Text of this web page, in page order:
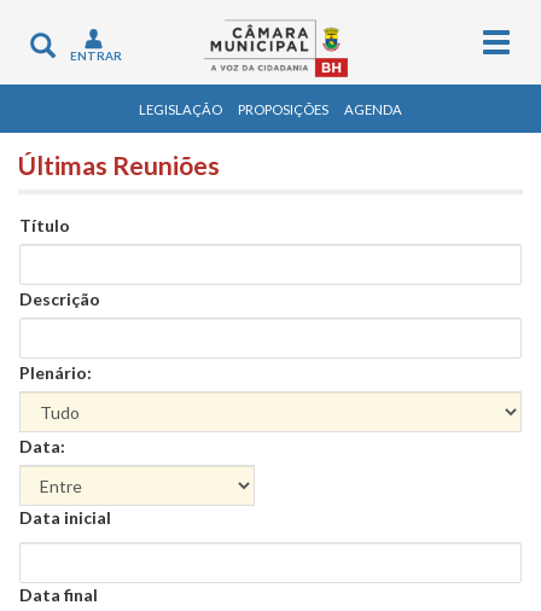
Toggle
navigation
ENTRAR
LEGISLAÇÃO PROPOSIÇÕES AGENDA
Últimas Reuniões
Título
Descrição
Plenário:
Data:
Data
Data inicial
Data
Data final